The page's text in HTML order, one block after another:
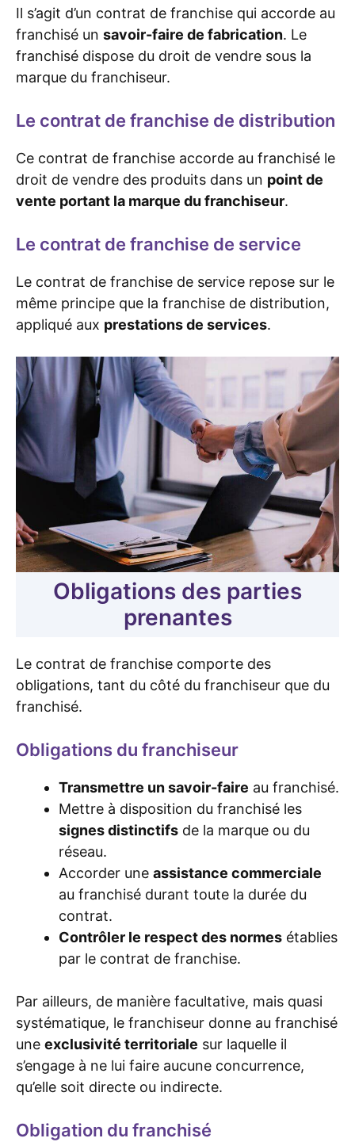
Il s’agit d’un contrat de franchise qui accorde au
franchisé un savoir-faire de fabrication. Le
franchisé dispose du droit de vendre sous la
marque du franchiseur.
Le contrat de franchise de distribution
Ce contrat de franchise accorde au franchisé le
droit de vendre des produits dans un point de
vente portant la marque du franchiseur.
Le contrat de franchise de service
Le contrat de franchise de service repose sur le
même principe que la franchise de distribution,
appliqué aux prestations de services.
Obligations des parties
prenantes
Le contrat de franchise comporte des
obligations, tant du côté du franchiseur que du
franchisé.
Obligations du franchiseur
Transmettre un savoir-faire au franchisé.
Mettre à disposition du franchisé les
signes distinctifs de la marque ou du
réseau.
Accorder une assistance commerciale
au franchisé durant toute la durée du
contrat.
Contrôler le respect des normes établies
par le contrat de franchise.
Par ailleurs, de manière facultative, mais quasi
systématique, le franchiseur donne au franchisé
une exclusivité territoriale sur laquelle il
s’engage à ne lui faire aucune concurrence,
qu’elle soit directe ou indirecte.
Obligation du franchisé